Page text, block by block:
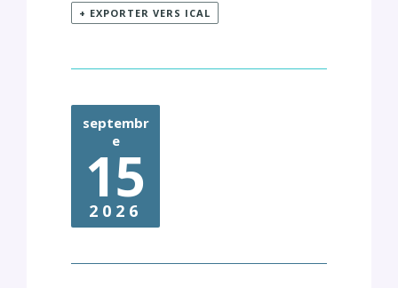
+ EXPORTER VERS ICAL
septembr
e
15
2026